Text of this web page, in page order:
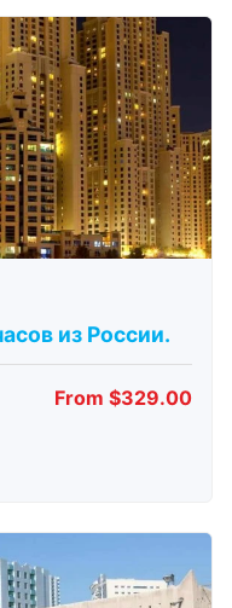
из России.
From $329.00